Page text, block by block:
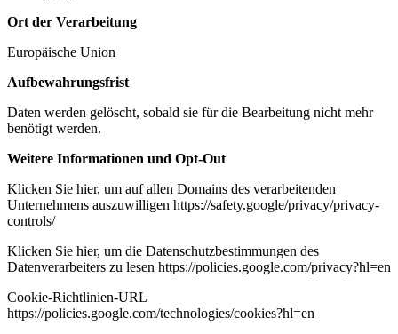
Ort der Verarbeitung
Europäische Union
Aufbewahrungsfrist
Daten werden gelöscht, sobald sie für die Bearbeitung nicht mehr
benötigt werden.
Weitere Informationen und Opt-Out
Klicken Sie hier, um auf allen Domains des verarbeitenden
Unternehmens auszuwilligen https://safety.google/privacy/privacy-
controls/
Klicken Sie hier, um die Datenschutzbestimmungen des
Datenverarbeiters zu lesen https://policies.google.com/privacy?hl=en
Cookie-Richtlinien-URL
https://policies.google.com/technologies/cookies?hl=en